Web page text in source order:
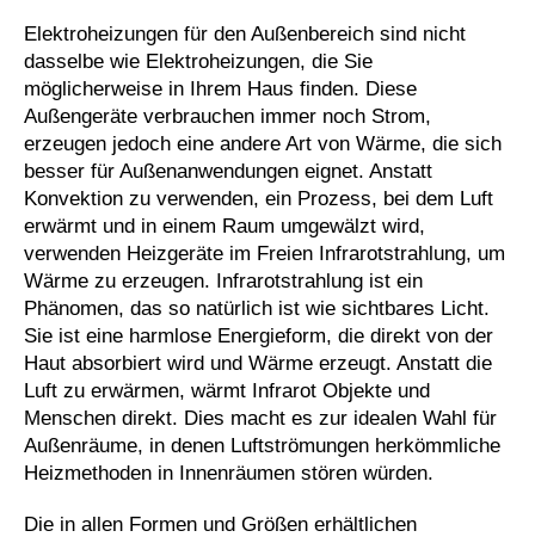
Elektroheizungen für den Außenbereich sind nicht
dasselbe wie Elektroheizungen, die Sie
möglicherweise in Ihrem Haus finden. Diese
Außengeräte verbrauchen immer noch Strom,
erzeugen jedoch eine andere Art von Wärme, die sich
besser für Außenanwendungen eignet. Anstatt
Konvektion zu verwenden, ein Prozess, bei dem Luft
erwärmt und in einem Raum umgewälzt wird,
verwenden Heizgeräte im Freien Infrarotstrahlung, um
Wärme zu erzeugen. Infrarotstrahlung ist ein
Phänomen, das so natürlich ist wie sichtbares Licht.
Sie ist eine harmlose Energieform, die direkt von der
Haut absorbiert wird und Wärme erzeugt. Anstatt die
Luft zu erwärmen, wärmt Infrarot Objekte und
Menschen direkt. Dies macht es zur idealen Wahl für
Außenräume, in denen Luftströmungen herkömmliche
Heizmethoden in Innenräumen stören würden.
Die in allen Formen und Größen erhältlichen